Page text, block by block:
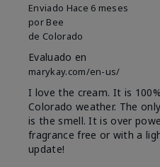
Enviado Hace 6 meses
por Bee
de Colorado
Evaluado en
marykay.com/en-us/
I love the cream. It is
Colorado weather. The
is the smell. It is over
fragrance free or with a
update!